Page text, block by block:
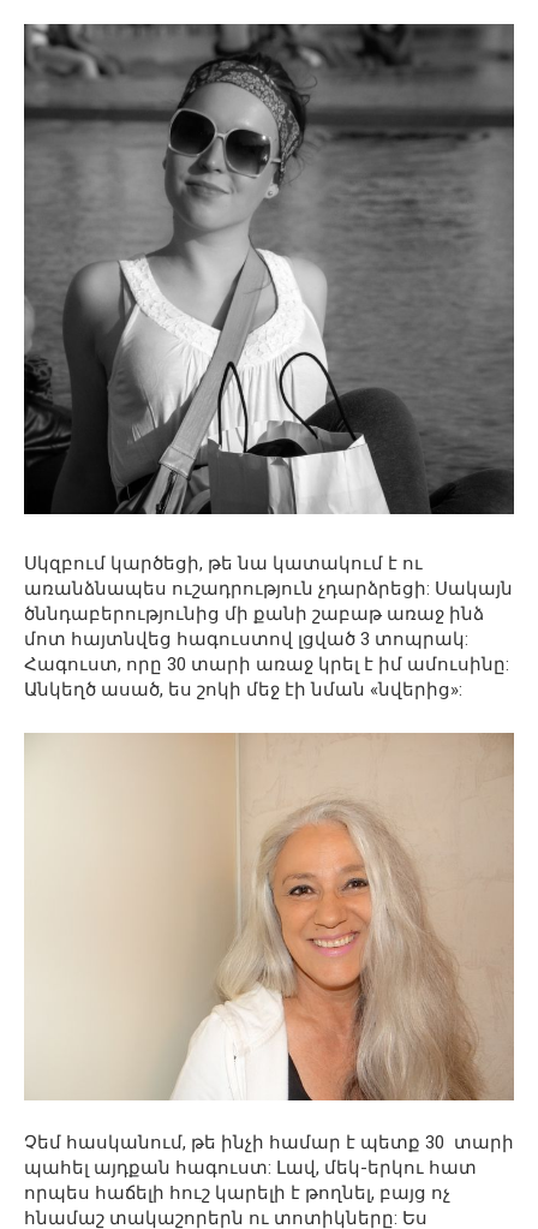
Սկզբում կարծեցի, թե նա կատակում է ու
առանձնապես ուշադրություն չդարձրեցի: Սակայն
ծննդաբերությունից մի քանի շաբաթ առաջ ինձ
մոտ հայտնվեց հագուստով լցված 3 տոպրակ:
Հագուստ, որը 30 տարի առաջ կրել է իմ ամուսինը:
Անկեղծ ասած, ես շոկի մեջ էի նման «նվերից»:
Չեմ հասկանում, թե ինչի համար է պետք 30 տարի
պահել այդքան հագուստ: Լավ, մեկ-երկու հատ
որպես հաճելի հուշ կարելի է թողնել, բայց ոչ
հնամաշ տակաշորերն ու տոտիկները: Ես